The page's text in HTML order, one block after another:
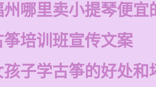
州哪里卖小提琴便宜
筝培训班宣传文案
孩子学古筝的好处和